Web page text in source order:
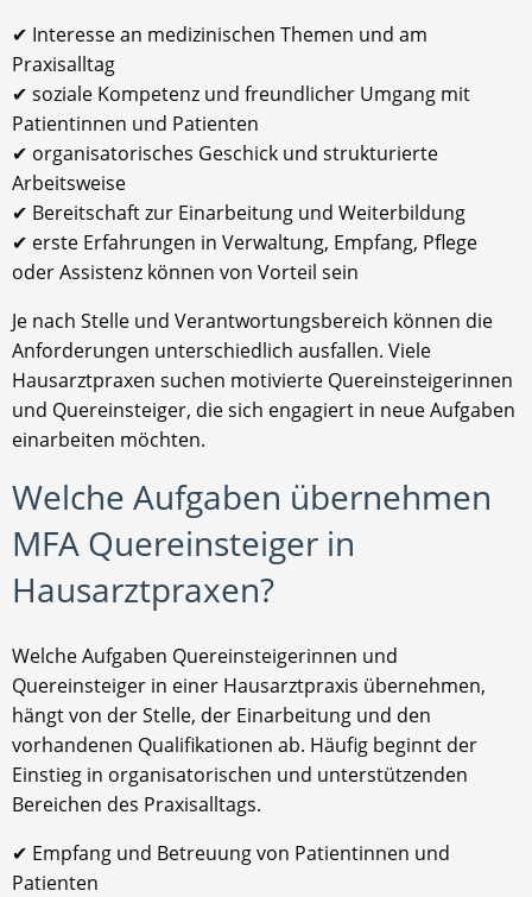
✔ Interesse an medizinischen Themen und am
Praxisalltag
✔ soziale Kompetenz und freundlicher Umgang mit
Patientinnen und Patienten
✔ organisatorisches Geschick und strukturierte
Arbeitsweise
✔ Bereitschaft zur Einarbeitung und Weiterbildung
✔ erste Erfahrungen in Verwaltung, Empfang, Pflege
oder Assistenz können von Vorteil sein
Je nach Stelle und Verantwortungsbereich können die
Anforderungen unterschiedlich ausfallen. Viele
Hausarztpraxen suchen motivierte Quereinsteigerinnen
und Quereinsteiger, die sich engagiert in neue Aufgaben
einarbeiten möchten.
Welche Aufgaben übernehmen
MFA Quereinsteiger in
Hausarztpraxen?
Welche Aufgaben Quereinsteigerinnen und
Quereinsteiger in einer Hausarztpraxis übernehmen,
hängt von der Stelle, der Einarbeitung und den
vorhandenen Qualifikationen ab. Häufig beginnt der
Einstieg in organisatorischen und unterstützenden
Bereichen des Praxisalltags.
✔ Empfang und Betreuung von Patientinnen und
Patienten